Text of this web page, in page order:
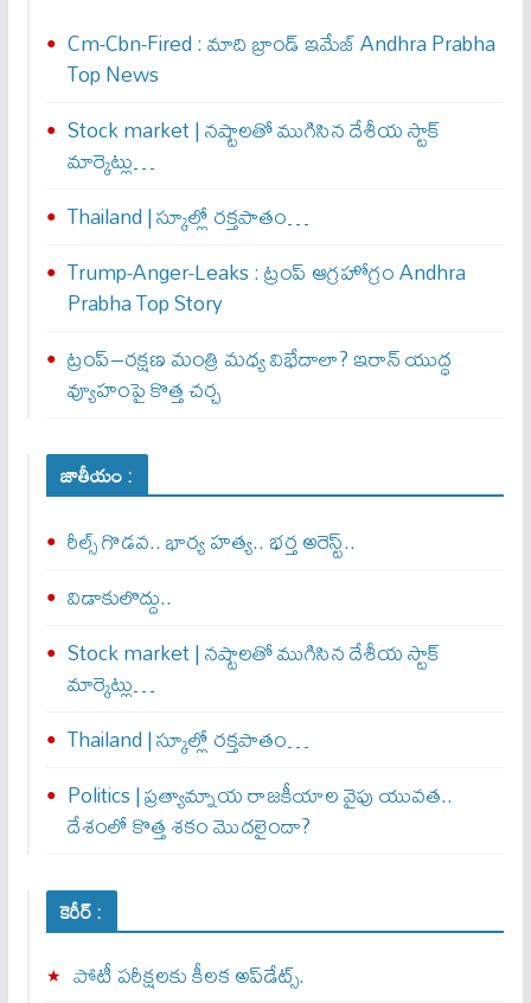
Cm-Cbn-Fired : మాది బ్రాండ్ ఇమేజ్ Andhra Prabha
Top News
Stock market | నష్టాలతో ముగిసిన దేశీయ స్టాక్
మార్కెట్లు…
Thailand | స్కూల్లో రక్తపాతం…
Trump-Anger-Leaks : ట్రంప్ ఆగ్ర‌హోగ్రం Andhra
Prabha Top Story
ట్రంప్–రక్షణ మంత్రి మధ్య విభేదాలా? ఇరాన్ యుద్ధ
వ్యూహంపై కొత్త చర్చ
జాతీయం :
రీల్స్ గొడవ.. భార్య హత్య.. భర్త అరెస్ట్..
విడాకులొద్దు..
Stock market | నష్టాలతో ముగిసిన దేశీయ స్టాక్
మార్కెట్లు…
Thailand | స్కూల్లో రక్తపాతం…
Politics | ప్రత్యామ్నాయ రాజకీయాల వైపు యువత..
దేశంలో కొత్త శకం మొదలైందా?
కెరీర్ :
పోటీ పరీక్షలకు కీలక అప్‌డేట్స్.